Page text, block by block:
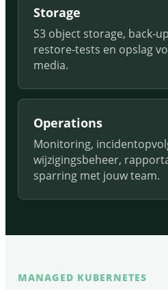
Storage
S3 object storage, back-
restore-tests en opslag
media.
Operations
Monitoring,
wijzigingsbeheer,
sparring met jouw team.
MANAGED KUBERNETES